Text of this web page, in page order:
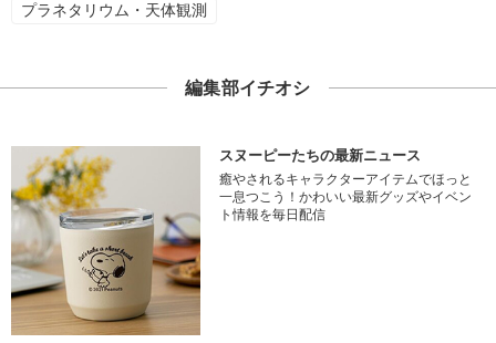
プラネタリウム・天体観測
編集部イチオシ
スヌーピーたちの最新ニュース
癒やされるキャラクターアイテムでほっと
一息つこう！かわいい最新グッズやイベン
ト情報を毎日配信